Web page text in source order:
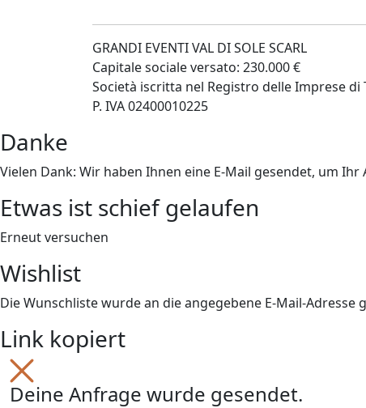
GRANDI EVENTI VAL DI SOLE SCARL
Capitale sociale versato: 230.000 €
Società iscritta nel Registro delle Imprese di
P. IVA 02400010225
Danke
Vielen Dank: Wir haben Ihnen eine E-Mail gesendet, um
Etwas ist schief gelaufen
Erneut versuchen
Wishlist
Die Wunschliste wurde an die angegebene E-Mail-Adresse
Link kopiert
Deine Anfrage wurde gesendet.